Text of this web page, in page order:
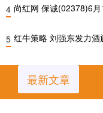
4 尚红网 保诚(02378)6
5 红牛策略 刘强东发力酒
最新文章